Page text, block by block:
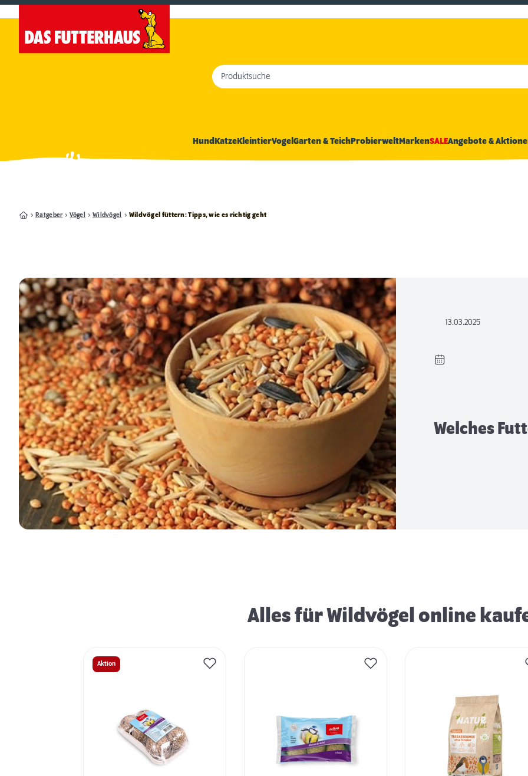
Produktsuche
HundKatzeKleintierVogel Garten & TeichProbierweltMarkenSALEAngebote &
Ratgeber Vögel Wildvögel Wildvögel füttern: Tipps, wie es richtig geht
13.03.2025
Welches
Alles für Wildvögel online
Aktion